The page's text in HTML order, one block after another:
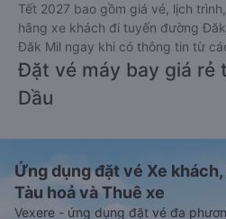
Tết 2027 bao gồm giá vé, lịch
hãng xe khách đi tuyến đường
Đăk Mil ngay khi có thông tin từ
Đặt vé máy bay giá rẻ
Dầu
Ứng dụng đặt vé Xe khách,
Tàu hoả và Thuê xe
Vexere - ứng dụng đặt vé đa